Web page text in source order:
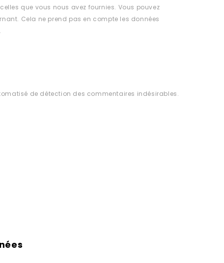
que vous nous avez fournies. Vous pouvez
Cela ne prend pas en compte les données
de détection des commentaires indésirables.